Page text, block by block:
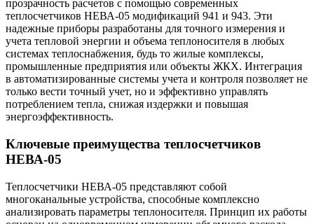
прозрачность расчетов с помощью современных
теплосчетчиков НЕВА-05 модификаций 941 и 943. Эти
надежные приборы разработаны для точного измерения и
учета тепловой энергии и объема теплоносителя в любых
системах теплоснабжения, будь то жилые комплексы,
промышленные предприятия или объекты ЖКХ. Интеграция
в автоматизированные системы учета и контроля позволяет не
только вести точный учет, но и эффективно управлять
потреблением тепла, снижая издержки и повышая
энергоэффективность.
Ключевые преимущества теплосчетчиков
НЕВА-05
Теплосчетчики НЕВА-05 представляют собой
многоканальные устройства, способные комплексно
анализировать параметры теплоносителя. Принцип их работы